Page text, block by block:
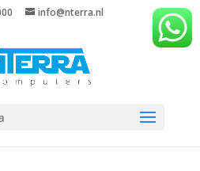
info@nterra.nl